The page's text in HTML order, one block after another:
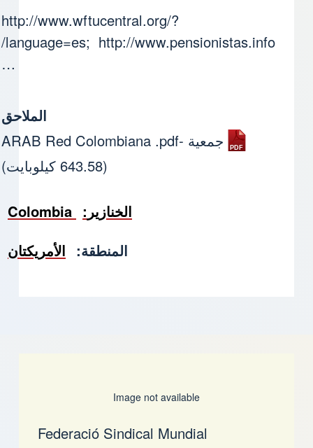
http://www.wftucentral.org/?
language=es; http://www.pensionistas.info/
…
الملاحق
جمعية -ARAB Red Colombiana .pdf
(643.58 كيلوبايت)
الخنازير
Colombia
المنطقة
الأمريكتان
Image not available
Federació Sindical Mundial